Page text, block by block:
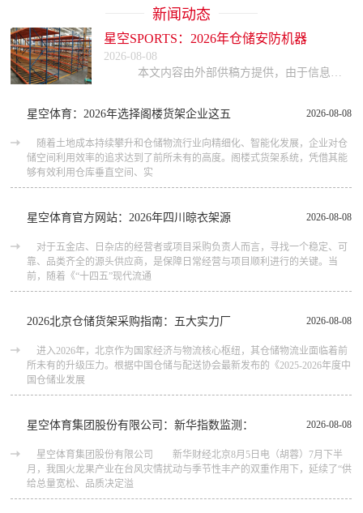
新闻动态
星空SPORTS：2026年仓储安防机器
2026-08-08
2026-08-08
星空体育：2026年选择阁楼货架企业这五
随着土地成本持续攀升和仓储物流行业向精细化、智能化发展，企业对仓
储空间利用效率的追求达到了前所未有的高度。阁楼式货架系统，凭借其能
够有效利用仓库垂直空间、实
2026-08-08
星空体育官方网站：2026年四川晾衣架源
对于五金店、日杂店的经营者或项目采购负责人而言，寻找一个稳定、可
靠、品类齐全的源头供应商，是保障日常经营与项目顺利进行的关键。当
前，随着《“十四五”现代流通
2026-08-08
2026北京仓储货架采购指南：五大实力厂
进入2026年，北京作为国家经济与物流核心枢纽，其仓储物流业面临着前
所未有的升级压力。根据中国仓储与配送协会最新发布的《2025-2026年度中
国仓储业发展
2026-08-08
星空体育集团股份有限公司：新华指数监测：
星空体育集团股份有限公司 新华财经北京8月5日电（胡蓉）7月下半
月，我国火龙果产业在台风灾情扰动与季节性丰产的双重作用下，延续了“供
给总量宽松、品质决定溢